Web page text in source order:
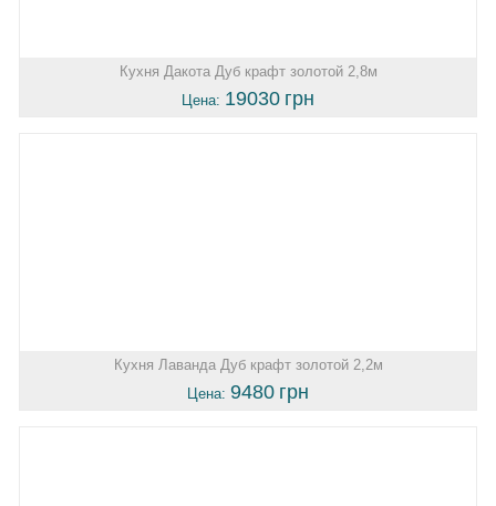
Кухня Дакота Дуб крафт золотой 2,8м
Цена: 19030 грн
Кухня Лаванда Дуб крафт золотой 2,2м
Цена: 9480 грн